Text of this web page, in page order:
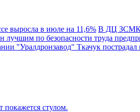
выросла в июле на 11,6% В ДЦ ЗСМК
лучшим по безопасности труда
"Уралдронзавод" Ткачук пострадал
стулом.